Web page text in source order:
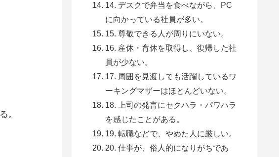
。
14. デスクで弁当を食べながら、PC
に向かっている社員が多い。
15. 尊敬できる人が周りにいない。
16. 産休・育休を取得し、復帰した社
員が少ない。
17. 周囲を見渡しても活躍しているワ
ーキングマザーはほとんどいない。
18. 上司の発言にセクハラ・パワハラ
を感じたことがある。
19. 転職などで、やめた人に厳しい。
20. 仕事が、俗人的になりがちであ